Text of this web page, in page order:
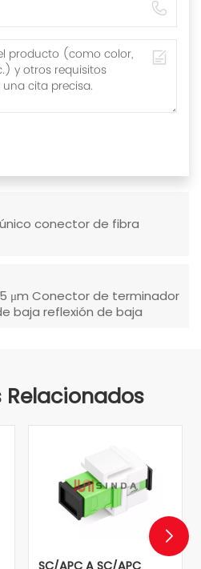
único conector de fibra
μm Conector de terminador
baja reflexión de baja
Relacionados